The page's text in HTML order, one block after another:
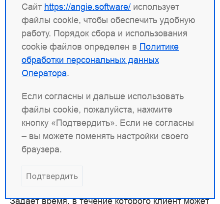
Контекст mail, server
Разрешает или запрещает возобновление
сессий при помощиTLS session tickets.
ssl_session_timeout
ssl_session_timeout
время
По
умолчанию
ssl_session_timeout 5m;
Контекст mail, server
Задает время, в течение которого клиент может
Сайт https://angie.software/ использует
файлы cookie, чтобы обеспечить удобную
работу. Порядок сбора и использования
cookie файлов определен в Политике
обработки персональных данных
Оператора.
Если согласны и дальше использовать
файлы cookie, пожалуйста, нажмите
кнопку «Подтвердить». Если не согласны
– вы можете поменять настройки своего
браузера.
Подтвердить